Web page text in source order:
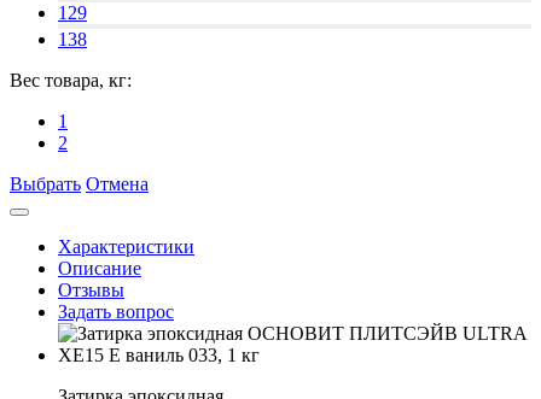
129
138
Вес товара, кг:
1
2
Выбрать Отмена
Характеристики
Описание
Отзывы
Задать вопрос